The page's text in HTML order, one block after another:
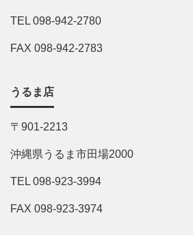
TEL 098-942-2780
FAX 098-942-2783
うるま店
〒901-2213
沖縄県うるま市田場2000
TEL 098-923-3994
FAX 098-923-3974